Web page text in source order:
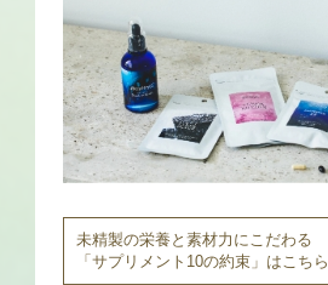
未精製の栄養と素材力にこだわる
「サプリメント10の約束」はこちら